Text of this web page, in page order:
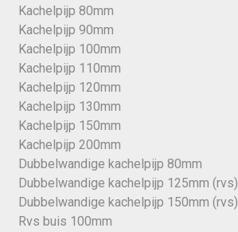
Kachelpijp 80mm
Kachelpijp 90mm
Kachelpijp 100mm
Kachelpijp 110mm
Kachelpijp 120mm
Kachelpijp 130mm
Kachelpijp 150mm
Kachelpijp 200mm
Dubbelwandige kachelpijp 80mm
Dubbelwandige kachelpijp 125mm (rvs)
Dubbelwandige kachelpijp 150mm (rvs)
Rvs buis 100mm